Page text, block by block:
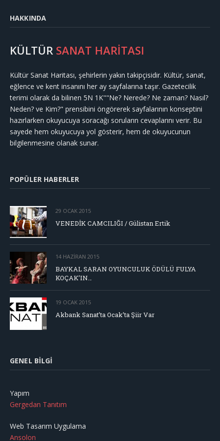
HAKKINDA
KÜLTÜR SANAT HARİTASI
Kültür Sanat Haritası, şehirlerin yakın takipçisidir. Kültür, sanat,
eğlence ve kent insanını her ay sayfalarına taşır. Gazetecilik
terimi olarak da bilinen 5N 1K""Ne? Nerede? Ne zaman? Nasıl?
Neden? ve Kim?" prensibini öngörerek sayfalarının konseptini
hazırlarken okuyucuya soracağı soruların cevaplarını verir. Bu
sayede hem okuyucuya yol gösterir, hem de okuyucunun
bilgilenmesine olanak sunar.
POPÜLER HABERLER
29 OCAK 2015
VENEDİK CAMCILIĞI / Gülistan Ertik
14 HAZIRAN 2015
BAYKAL SARAN OYUNCULUK ÖDÜLÜ FULYA
KOÇAK’IN…
19 OCAK 2015
Akbank Sanat’ta Ocak’ta Şiir Var
GENEL BILGI
Yapım
Gergedan Tanıtım
Web Tasarım Uygulama
Ansolon